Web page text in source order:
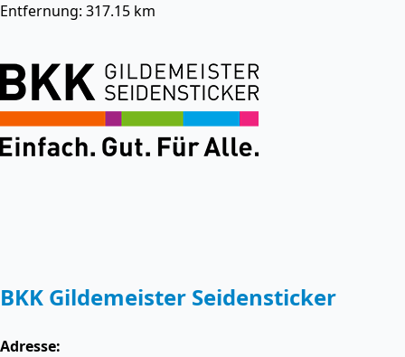
Entfernung: 317.15 km
BKK Gildemeister Seidensticker
Adresse: